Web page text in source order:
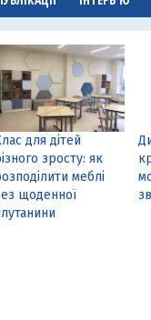
для дітей
зросту: як
меблі
щоденної